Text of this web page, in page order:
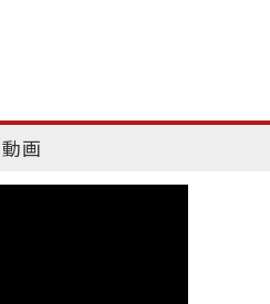
動画